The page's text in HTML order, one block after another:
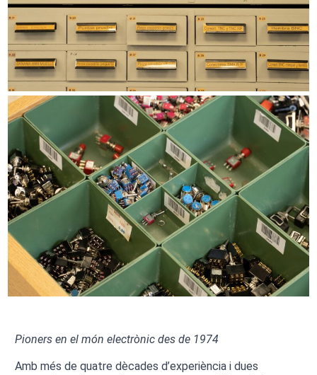
Pioners en el món electrònic des de 1974
Amb més de quatre dècades d’experiència i dues